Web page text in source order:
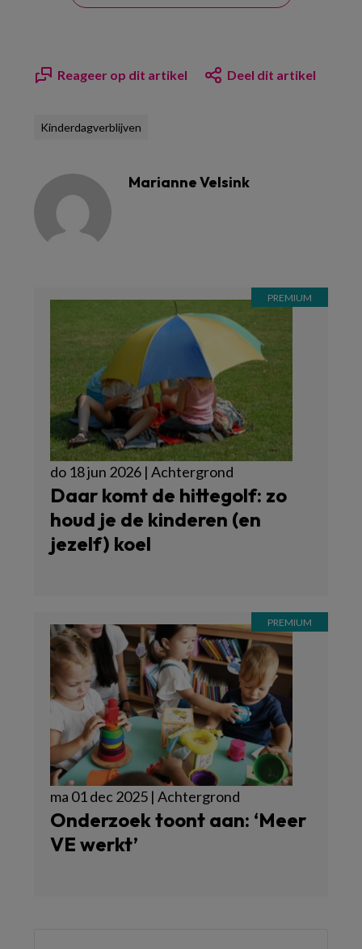
Reageer op dit artikel Deel dit artikel
Kinderdagverblijven
Marianne Velsink
do 18 jun 2026 | Achtergrond
Daar komt de hittegolf: zo
houd je de kinderen (en
jezelf) koel
ma 01 dec 2025 | Achtergrond
Onderzoek toont aan: ‘Meer
VE werkt’